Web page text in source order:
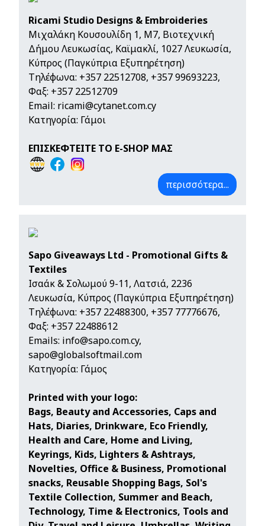
Ricami Studio Designs & Embroideries
Μιχαλάκη Κουσουλίδη 1, Μ7, Βιοτεχνική
Δήμου Λευκωσίας, Καϊμακλί, 1027 Λευκωσία,
Κύπρος (Παγκύπρια Εξυπηρέτηση)
Τηλέφωνα: +357 22512708, +357 99693223,
Φαξ: +357 22512709
Email: ricami@cytanet.com.cy
Κατηγορία: Γάμοι
ΕΠΙΣΚΕΦΤΕΙΤΕ ΤΟ E-SHOP ΜΑΣ
περισσότερα...
Sapo Giveaways Ltd - Promotional Gifts &
Textiles
Ισαάκ & Σολωμού 9-11, Λατσιά, 2236
Λευκωσία, Κύπρος (Παγκύπρια Εξυπηρέτηση)
Τηλέφωνα: +357 22488300, +357 77776676,
Φαξ: +357 22488612
Emails: info@sapo.com.cy,
sapo@globalsoftmail.com
Κατηγορία: Γάμος
Printed with your logo:
Bags, Beauty and Accessories, Caps and
Hats, Diaries, Drinkware, Eco Friendly,
Health and Care, Home and Living,
Keyrings, Kids, Lighters & Ashtrays,
Novelties, Office & Business, Promotional
snacks, Reusable Shopping Bags, Sol's
Textile Collection, Summer and Beach,
Technology, Time & Electronics, Tools and